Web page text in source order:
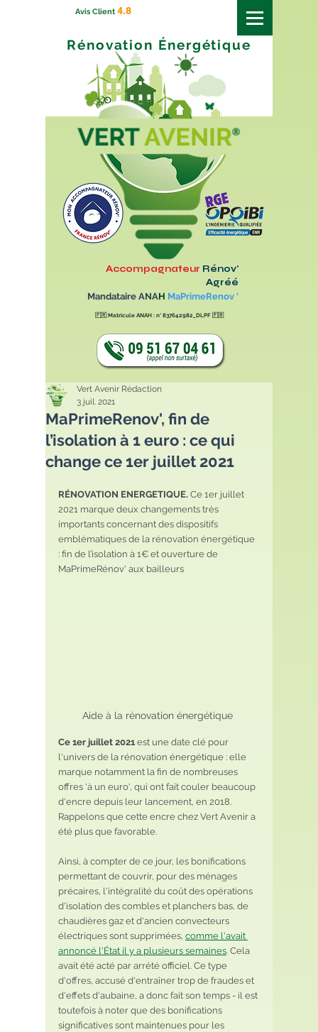
Avis Client 4.8
Rénovation Énergétique
Accompagnateur Rénov'
Agréé
Mandataire ANAH MaPrimeRenov '
🇫🇷Matricule ANAH : n° 837642982_DLPF🇫🇷
MaPrimeRenov', fin de
l’isolation à 1 euro : ce qui
change ce 1er juillet 2021
Vert Avenir Rédaction
3 juil. 2021
RÉNOVATION ENERGETIQUE. Ce 1er juillet
2021 marque deux changements très
importants concernant des dispositifs
emblématiques de la rénovation énergétique
: fin de l’isolation à 1€ et ouverture de
MaPrimeRénov' aux bailleurs
Aide à la rénovation énergétique
Ce 1er juillet 2021 est une date clé pour
l'univers de la rénovation énergétique : elle
marque notamment la fin de nombreuses
offres 'à un euro', qui ont fait couler beaucoup
d'encre depuis leur lancement, en 2018.
Rappelons que cette encre chez Vert Avenir a
été plus que favorable.
Ainsi, à compter de ce jour, les bonifications
permettant de couvrir, pour des ménages
précaires, l'intégralité du coût des opérations
d'isolation des combles et planchers bas, de
chaudières gaz et d'ancien convecteurs
électriques sont supprimées, comme l'avait
annoncé l'État il y a plusieurs semaines. Cela
avait été acté par arrété officiel. Ce type
d'offres, accusé d'entraîner trop de fraudes et
d'effets d'aubaine, a donc fait son temps - il est
toutefois à noter que des bonifications
significatives sont maintenues pour les